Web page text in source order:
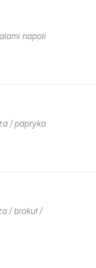
napoli
/ papryka
/ brokuł /